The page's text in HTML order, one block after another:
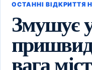
ОСТАННІ ВІДКРИТТЯ
Змушує
вага міст